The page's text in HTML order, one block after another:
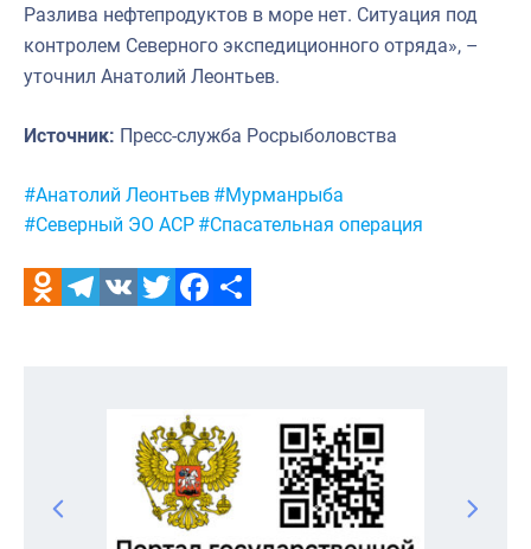
Разлива нефтепродуктов в море нет. Ситуация под
контролем Северного экспедиционного отряда», –
уточнил Анатолий Леонтьев.
Источник: Пресс-служба Росрыболовства
Метки:
#Анатолий Леонтьев #Мурманрыба
#Северный ЭО АСР #Спасательная операция